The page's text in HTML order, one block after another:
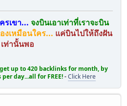
รเขา... จงบินเอาเท่าที่เราจะบิน
งเหมือนใคร... แค่บินไปให้ถึงฝัน
เท่านั้นพอ
up to 420 backlinks for month, by
day...all for FREE!-Click Here